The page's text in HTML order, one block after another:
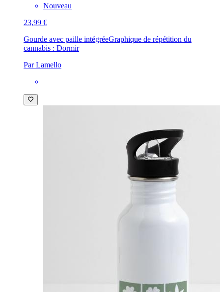
Nouveau
23,99 €
Gourde avec paille intégréeGraphique de répétition du
cannabis : Dormir
Par Lamello